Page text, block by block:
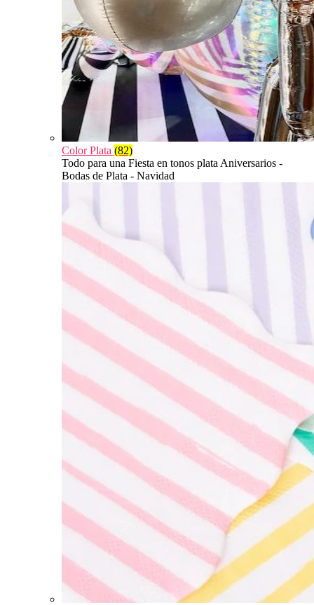
Color Plata (82)
Todo para una Fiesta en tonos plata Aniversarios -
Bodas de Plata - Navidad